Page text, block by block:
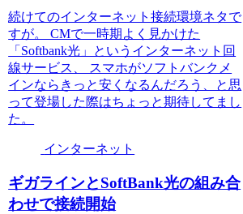
続けてのインターネット接続環境ネタで
すが。 CMで一時期よく見かけた
「Softbank光」というインターネット回
線サービス、 スマホがソフトバンクメ
インならきっと安くなるんだろう、と思
って登場した際はちょっと期待してまし
た。
インターネット
ギガラインとSoftBank光の組み合
わせで接続開始